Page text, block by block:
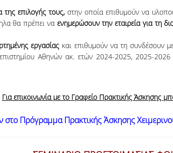
της επιλογής τους,στην οποία επιθυμούν να
θα πρέπει να ενημερώσουν την εταιρεία για τη
εργασίας και επιθυμούν να τη συνδέσουν
Αθηνών ακ. ετών 2024-2025, 2025-
Για επικοινωνία με το Γραφείο Πρακτικής Άσκησης
στο Πρόγραμμα Πρακτικής Άσκησης